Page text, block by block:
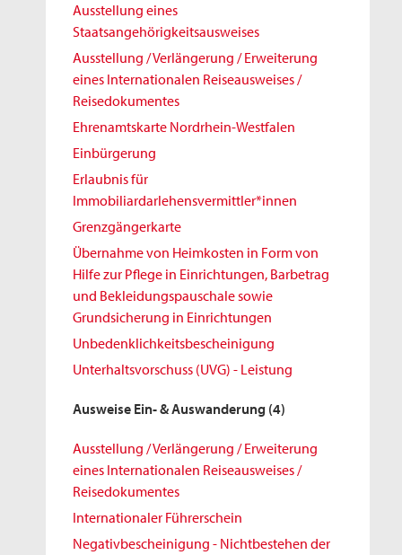
Ausstellung eines
Staatsangehörigkeitsausweises
Ausstellung / Verlängerung / Erweiterung
eines Internationalen Reiseausweises /
Reisedokumentes
Ehrenamtskarte Nordrhein-Westfalen
Einbürgerung
Erlaubnis für
Immobiliardarlehensvermittler*innen
Grenzgängerkarte
Übernahme von Heimkosten in Form von
Hilfe zur Pflege in Einrichtungen, Barbetrag
und Bekleidungspauschale sowie
Grundsicherung in Einrichtungen
Unbedenklichkeitsbescheinigung
Unterhaltsvorschuss (UVG) - Leistung
Ausweise Ein- & Auswanderung (4)
Ausstellung / Verlängerung / Erweiterung
eines Internationalen Reiseausweises /
Reisedokumentes
Internationaler Führerschein
Negativbescheinigung - Nichtbestehen der